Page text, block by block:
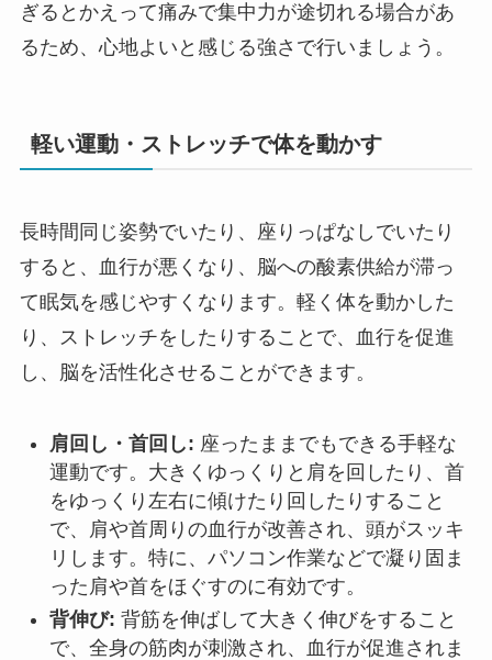
ぎるとかえって痛みで集中力が途切れる場合があ
るため、心地よいと感じる強さで行いましょう。
軽い運動・ストレッチで体を動かす
長時間同じ姿勢でいたり、座りっぱなしでいたり
すると、血行が悪くなり、脳への酸素供給が滞っ
て眠気を感じやすくなります。軽く体を動かした
り、ストレッチをしたりすることで、血行を促進
し、脳を活性化させることができます。
肩回し・首回し: 座ったままでもできる手軽な
運動です。大きくゆっくりと肩を回したり、首
をゆっくり左右に傾けたり回したりすること
で、肩や首周りの血行が改善され、頭がスッキ
リします。特に、パソコン作業などで凝り固ま
った肩や首をほぐすのに有効です。
背伸び: 背筋を伸ばして大きく伸びをすること
で、全身の筋肉が刺激され、血行が促進されま